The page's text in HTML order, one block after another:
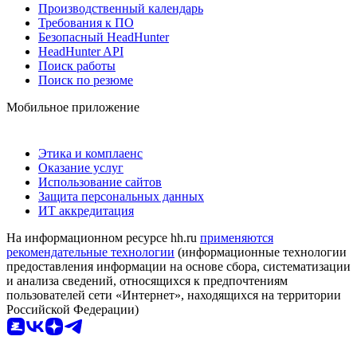
Производственный календарь
Требования к ПО
Безопасный HeadHunter
HeadHunter API
Поиск работы
Поиск по резюме
Мобильное приложение
Этика и комплаенс
Оказание услуг
Использование сайтов
Защита персональных данных
ИТ аккредитация
На информационном ресурсе hh.ru применяются
рекомендательные технологии (информационные технологии
предоставления информации на основе сбора, систематизации
и анализа сведений, относящихся к предпочтениям
пользователей сети «Интернет», находящихся на территории
Российской Федерации)